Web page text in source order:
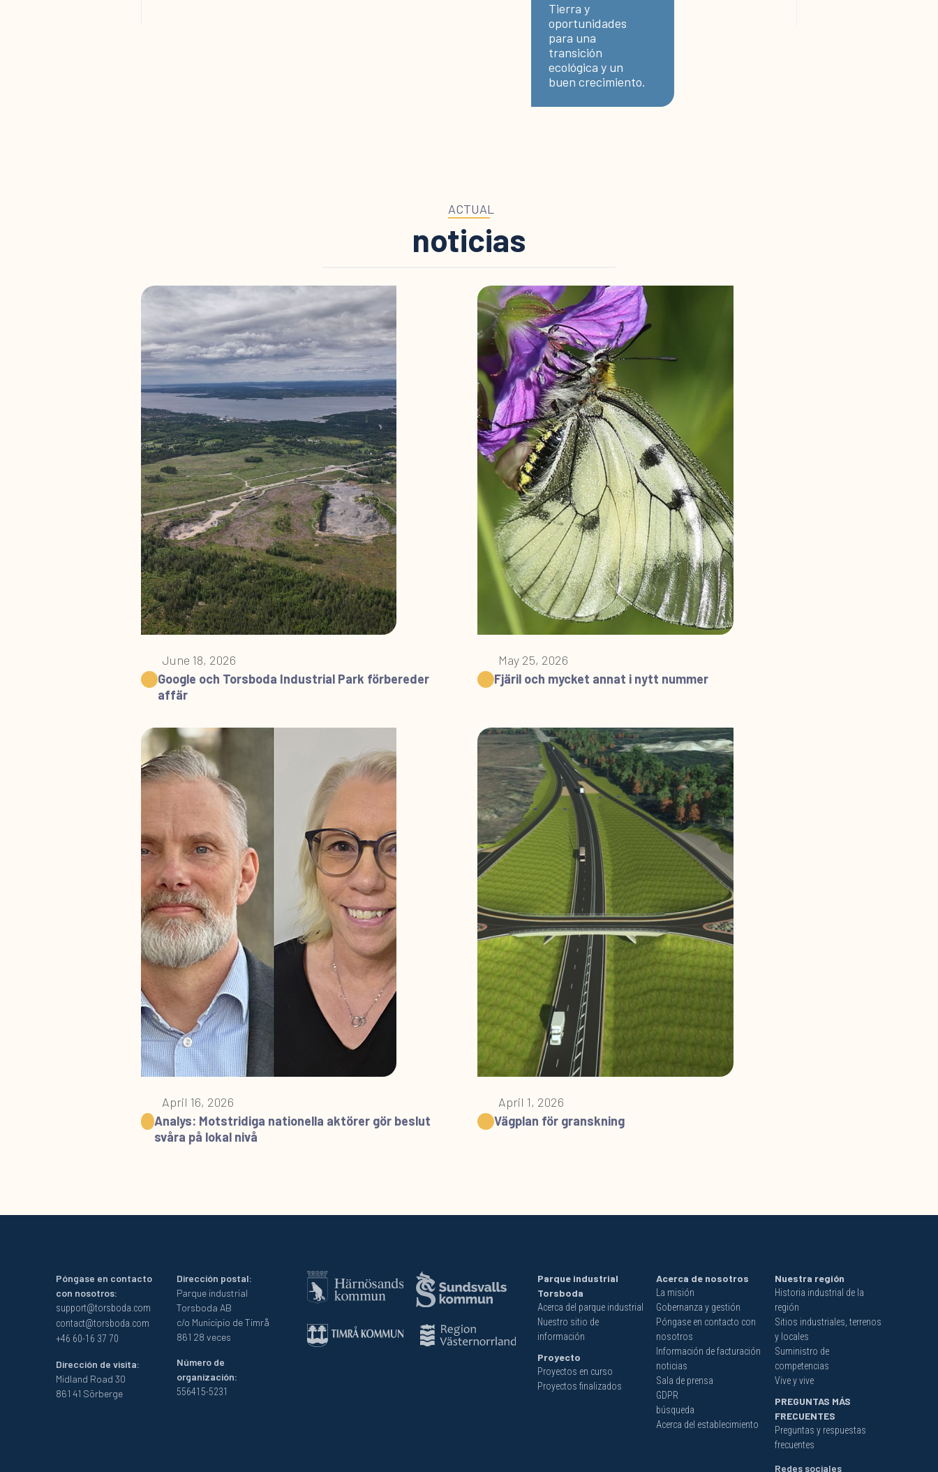
Tierra y
oportunidades
para una
transición
ecológica y un
buen crecimiento.
ACTUAL
noticias
June 18, 2026
Google och Torsboda Industrial Park förbereder
affär
May 25, 2026
Fjäril och mycket annat i nytt nummer
April 16, 2026
Analys: Motstridiga nationella aktörer gör beslut
svåra på lokal nivå
April 1, 2026
Vägplan för granskning
Póngase en contacto
con nosotros:
support@torsboda.com
contact@torsboda.com
+46 60-16 37 70
Dirección de visita:
Midland Road 30
861 41 Sörberge
Dirección postal:
Parque industrial
Torsboda AB
c/o Municipio de Timrå
861 28 veces
Número de
organización:
556415-5231
Parque industrial
Torsboda
Acerca del parque industrial
Nuestro sitio de
información
Proyecto
Proyectos en curso
Proyectos finalizados
Acerca de nosotros
La misión
Gobernanza y gestión
Póngase en contacto con
nosotros
Información de facturación
noticias
Sala de prensa
GDPR
búsqueda
Acerca del establecimiento
Nuestra región
Historia industrial de la
región
Sitios industriales, terrenos
y locales
Suministro de
competencias
Vive y vive
PREGUNTAS MÁS
FRECUENTES
Preguntas y respuestas
frecuentes
Redes sociales